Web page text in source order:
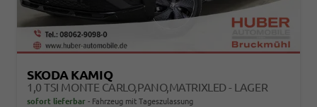
SKODA KAMIQ
1,0 TSI MONTE CARLO,PANO,MATRIXLED - LAGER
sofort lieferbar Fahrzeug mit Tageszulassung